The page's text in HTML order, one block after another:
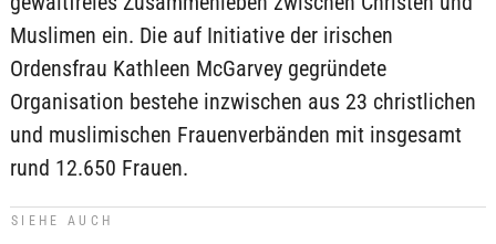
Muslimen ein. Die auf Initiative der irischen
Ordensfrau Kathleen McGarvey gegründete
Organisation bestehe inzwischen aus 23 christlichen
und muslimischen Frauenverbänden mit insgesamt
rund 12.650 Frauen.
SIEHE AUCH